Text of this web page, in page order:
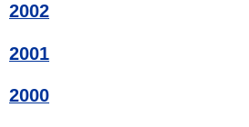
2002
2001
2000